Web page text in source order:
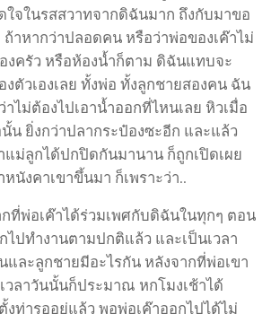
จในรสสวาทจากดิฉันมาก ถึงกับมาขอ
าหากว่าปลอดคน หรือว่าพ่อของเค๊าไม่
งครัว หรือห้องน้ำก็ตาม ดิฉันแทบจะ
งตัวเองเลย ทั้งพ่อ ทั้งลูกชายสองคน ฉัน
ไม่ต้องไปเอาน้ำออกที่ไหนเลย หิวเมื่อ
น ยิ่งกว่าปลากระป๋องซะอีก และแล้ว
แม่ลูกได้ปกปิดกันมานาน ก็ถูกเปิดเผย
นังคาเขาขึ้นมา ก็เพราะว่า..
ที่พ่อเค๊าได้ร่วมเพศกับดิฉันในทุกๆ ตอน
ไปทำงานตามปกติแล้ว และเป็นเวลา
และลูกชายมีอะไรกัน หลังจากที่พ่อเขา
วลาวันนั้นก็ประมาณ หกโมงเช้าได้
ท่ารออยู่แล้ว พอพ่อเค๊าออกไปได้ไม่